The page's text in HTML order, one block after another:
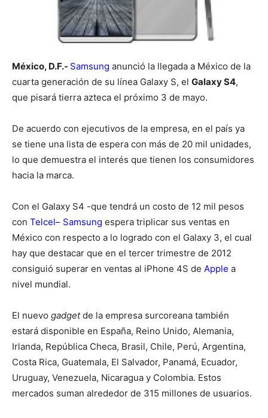
México, D.F.- Samsung anunció la llegada a México de la
cuarta generación de su línea Galaxy S, el Galaxy S4,
que pisará tierra azteca el próximo 3 de mayo.
De acuerdo con ejecutivos de la empresa, en el país ya
se tiene una lista de espera con más de 20 mil unidades,
lo que demuestra el interés que tienen los consumidores
hacia la marca.
Con el Galaxy S4 -que tendrá un costo de 12 mil pesos
con Telcel– Samsung espera triplicar sus ventas en
México con respecto a lo logrado con el Galaxy 3, el cual
hay que destacar que en el tercer trimestre de 2012
consiguió superar en ventas al iPhone 4S de Apple a
nivel mundial.
El nuevo gadgetde la empresa surcoreana también
estará disponible en España, Reino Unido, Alemania,
Irlanda, República Checa, Brasil, Chile, Perú, Argentina,
Costa Rica, Guatemala, El Salvador, Panamá, Ecuador,
Uruguay, Venezuela, Nicaragua y Colombia. Estos
mercados suman alrededor de 315 millones de usuarios.